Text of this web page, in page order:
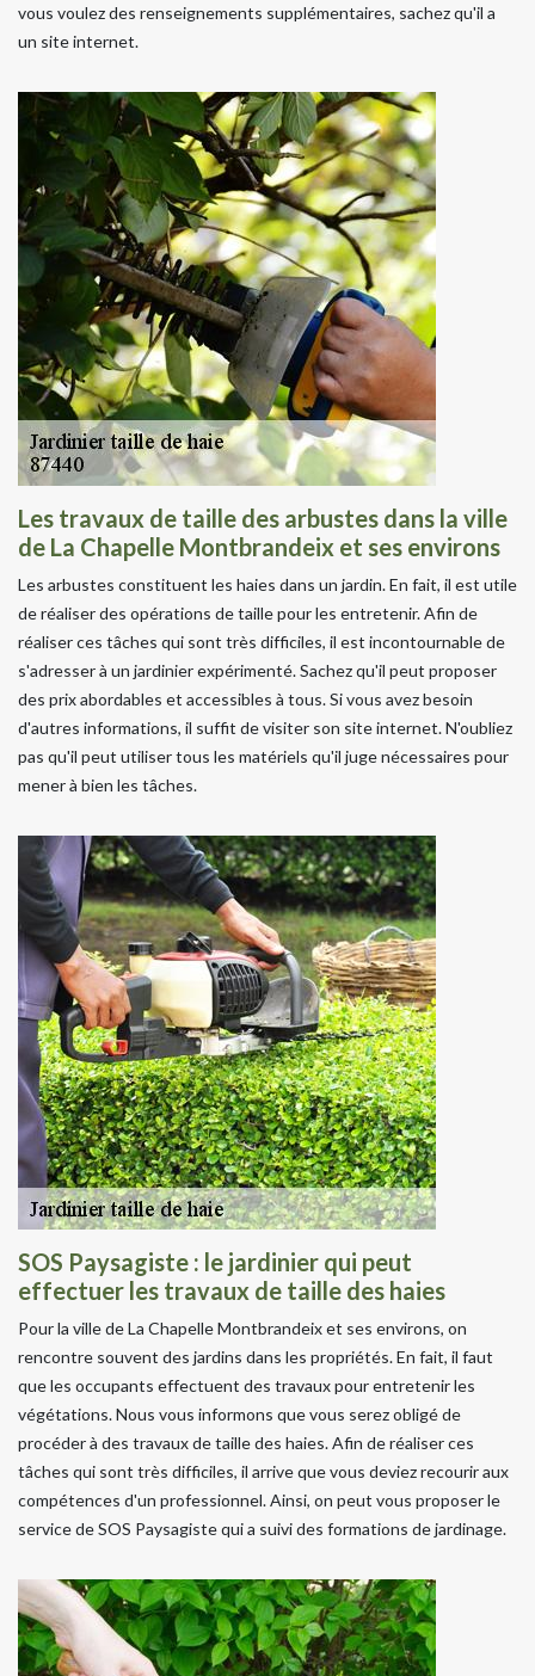
vous voulez des renseignements supplémentaires, sachez qu'il a
un site internet.
Les travaux de taille des arbustes dans la ville
de La Chapelle Montbrandeix et ses environs
Les arbustes constituent les haies dans un jardin. En fait, il est utile
de réaliser des opérations de taille pour les entretenir. Afin de
réaliser ces tâches qui sont très difficiles, il est incontournable de
s'adresser à un jardinier expérimenté. Sachez qu'il peut proposer
des prix abordables et accessibles à tous. Si vous avez besoin
d'autres informations, il suffit de visiter son site internet. N'oubliez
pas qu'il peut utiliser tous les matériels qu'il juge nécessaires pour
mener à bien les tâches.
SOS Paysagiste : le jardinier qui peut
effectuer les travaux de taille des haies
Pour la ville de La Chapelle Montbrandeix et ses environs, on
rencontre souvent des jardins dans les propriétés. En fait, il faut
que les occupants effectuent des travaux pour entretenir les
végétations. Nous vous informons que vous serez obligé de
procéder à des travaux de taille des haies. Afin de réaliser ces
tâches qui sont très difficiles, il arrive que vous deviez recourir aux
compétences d'un professionnel. Ainsi, on peut vous proposer le
service de SOS Paysagiste qui a suivi des formations de jardinage.